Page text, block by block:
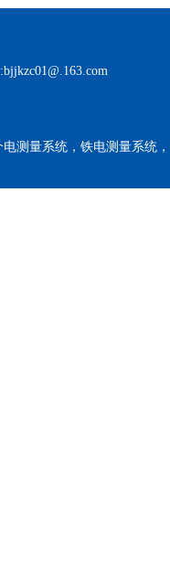
测量系统，铁电测量系统